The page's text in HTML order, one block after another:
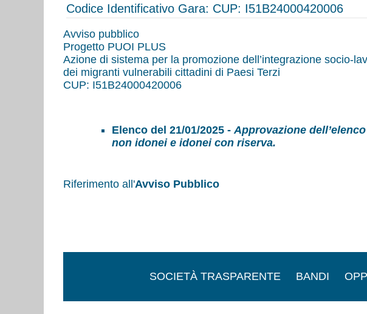
Codice Identificativo Gara: CUP: I51B24000420006
Avviso pubblico
Progetto PUOI PLUS
Azione di sistema per la promozione dell’integrazione
dei migranti vulnerabili cittadini di Paesi Terzi
CUP: I51B24000420006
Elenco del 21/01/2025 -Approvazione
non idonei e idonei con riserva.
Riferimento all'Avviso Pubblico
SOCIETÀ TRASPARENTE BANDI